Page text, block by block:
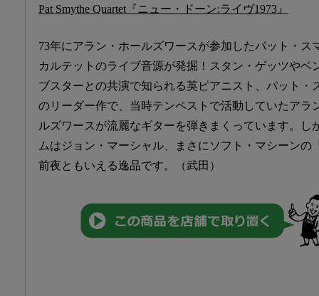
Pat Smythe Quartet『ニュー・ドーン:ライヴ1973』
73年にアラン・ホールズワースが参加したパット・ス
カルテットのライブ音源が発掘！スタン・ゲッツやベ
ブスターとの共演で知られる英ピアニスト、パット・
のリーダー作で、当時テンペストで活動していたアラ
ルズワースが流麗なギターを弾きまくっています。し
ムはジョン・マーシャル、まさにソフト・マシーンの
前夜ともいえる逸品です。（武田）